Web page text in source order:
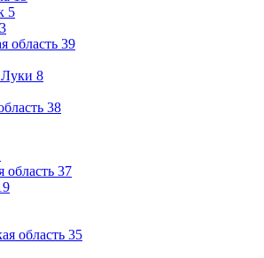
5
3
область 39
8
38
область 37
область 35